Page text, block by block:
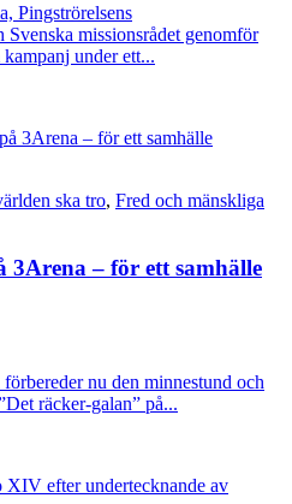
Pingströrelsens
missionsrådet genomför
under ett...
ska tro, Fred och mänskliga
3Arena – för ett samhälle
nu den minnestund och
räcker-galan” på...